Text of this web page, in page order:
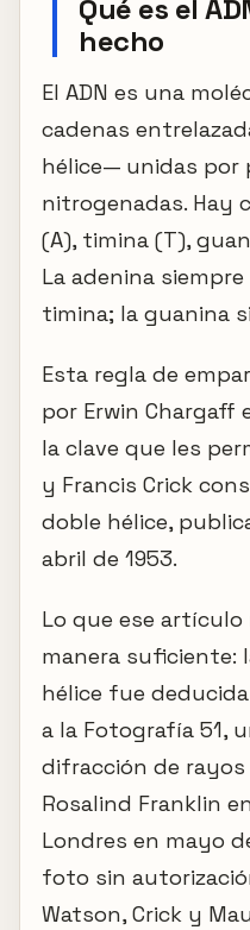
Qué es el
hecho
El ADN es una
cadenas
hélice— unidas por
nitrogenadas. Hay
(A), timina (T),
La adenina
timina; la guanina
Esta regla de
por Erwin Chargaff
la clave que les
y Francis Crick
doble hélice,
abril de 1953.
Lo que ese
manera suficiente:
hélice fue
a la Fotografía 51,
difracción de
Rosalind Franklin
Londres en mayo
foto sin
Watson, Crick y